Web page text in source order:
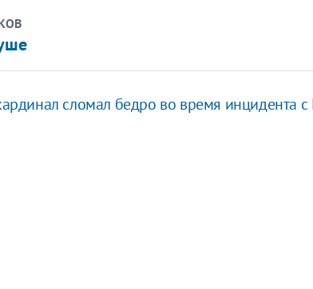
сломал бедро во время инцидента